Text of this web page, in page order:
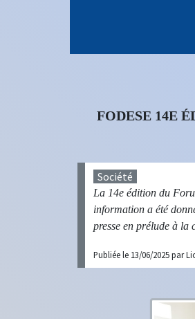
FODESE 14E
Société
La 14e édition du
information a été
presse en prélude à la
Publiée le 13/06/2025 par